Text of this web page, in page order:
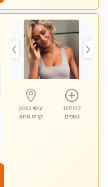
לפרטים
נוספים
עיסוי בצפון
קרית אתא